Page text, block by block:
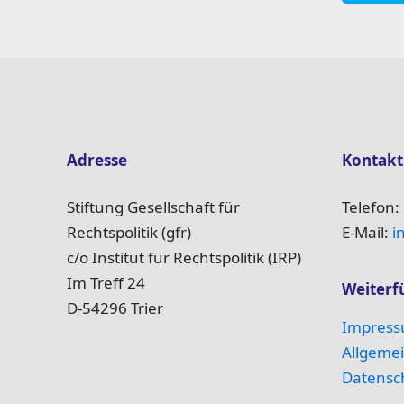
Adresse
Stiftung Gesellschaft für
Rechtspolitik (gfr)
c/o Institut für Rechtspolitik (IRP)
Im Treff 24
D-54296 Trier
Kontakt
Telefon:
E-Mail: